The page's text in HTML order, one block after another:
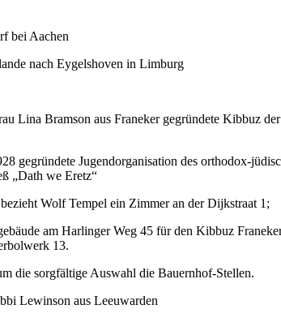
bei Aachen
nach Eygelshoven in Limburg
Lina Bramson aus Franeker gegründete Kibbuz
„Dath we Eretz“
Wolf Tempel ein Zimmer an der Dijkstraat 1;
am Harlinger Weg 45 für den Kibbuz
13.
die sorgfältige Auswahl die Bauernhof-Stellen.
Lewinson aus Leeuwarden